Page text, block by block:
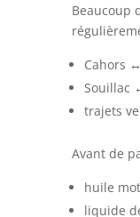
Beaucoup
Cahors
Souillac
trajets
Avant de
huile
liquide